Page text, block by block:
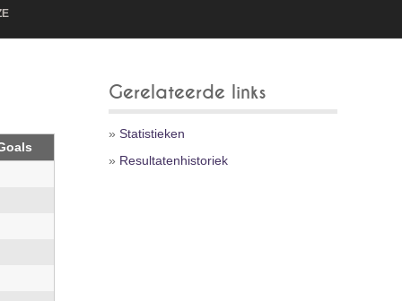
Gerelateerde links
» Statistieken
» Resultatenhistoriek